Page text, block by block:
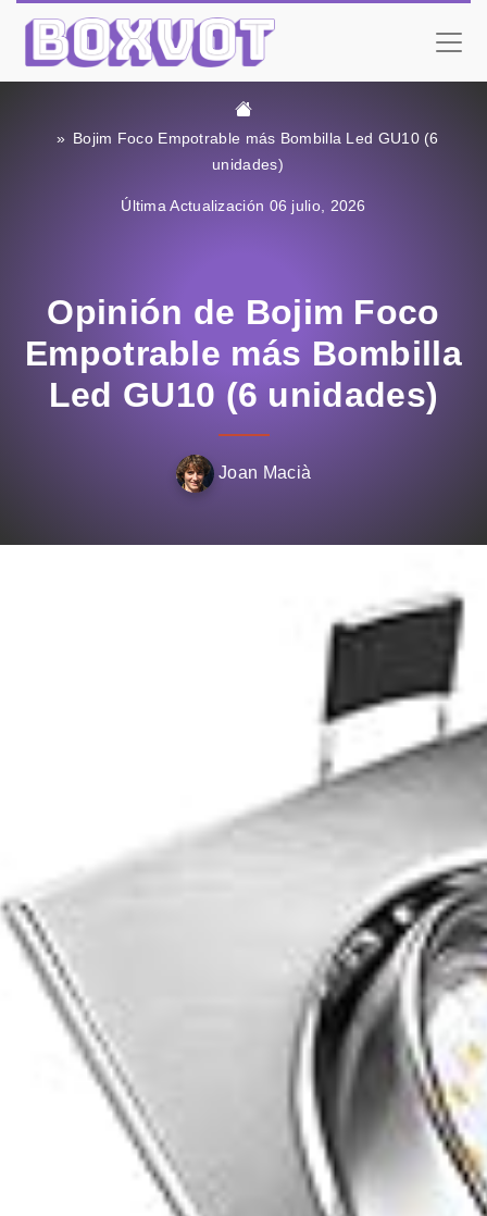
Bojim Foco Empotrable más Bombilla Led GU10 (6
unidades)
Última Actualización 06 julio, 2026
Opinión de Bojim Foco
Empotrable más Bombilla
Led GU10 (6 unidades)
Joan Macià